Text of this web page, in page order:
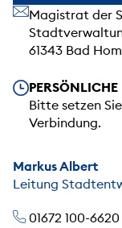
Unsere Anschrift
Magistrat der
61343 Bad
Unsere
Bitte setzen
Verbindung.
Markus Albert
Leitung
01672 100-6620